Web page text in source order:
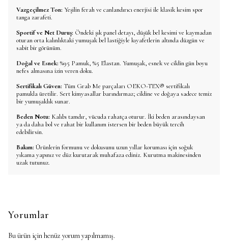
Vazgeçilmez Ton: Yeşilin ferah ve canlandırıcı enerjisi ile klasik kesim spor
tanga zarafeti.
Sportif ve Net Duruş: Öndeki şık panel detayı, düşük bel kesimi ve kaymadan
oturan orta kalınlıktaki yumuşak bel lastiğiyle kıyafetlerin altında düzgün ve
sabit bir görünüm.
Doğal ve Esnek: %95 Pamuk, %5 Elastan. Yumuşak, esnek ve cildin gün boyu
nefes almasına izin veren doku.
Sertifikalı Güven: Tüm Grab Me parçaları OEKO-TEX® sertifikalı
pamukla üretilir. Sert kimyasallar barındırmaz; cildine ve doğaya sadece temiz
bir yumuşaklık sunar.
Beden Notu: Kalıbı tamdır, vücuda rahatça oturur. İki beden arasındaysan
ya da daha bol ve rahat bir kullanım istersen bir beden büyük tercih
edebilirsin.
Bakım: Ürünlerin formunu ve dokusunu uzun yıllar koruması için soğuk
yıkama yapınız ve düz kurutarak muhafaza ediniz. Kurutma makinesinden
uzak tutunuz.
Yorumlar
Bu ürün için henüz yorum yapılmamış.